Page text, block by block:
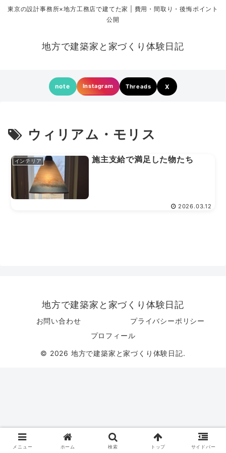
東京の設計事務所×地方工務店で建てた家 | 費用・間取り・後悔ポイント
公開
地方で建築家と家づくり体験日記
note Instagram Threads X
ウィリアム・モリス
インテリア 施主支給で満足した物たち
2026.03.12
地方で建築家と家づくり体験日記
お問い合わせ
プライバシーポリシー
プロフィール
© 2026 地方で建築家と家づくり体験日記.
メニュー ホーム 検索 トップ サイドバー